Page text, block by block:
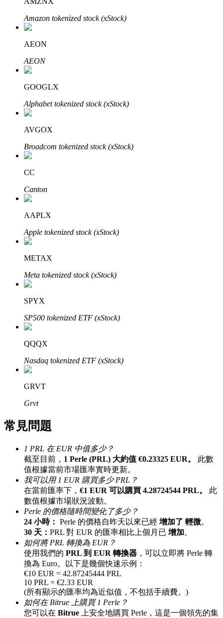
享受活期理財及長期收益
學習理財
了解如何賺取穩定收入
最高達65%佣金！
邀请好友
邀請朋友獲得現金獎勵
充值CASHCAT & 赢取
Amazon tokenized stock (xStock)
AEON
AEON
GOOGLX
Alphabet tokenized stock (xStock)
AVGOX
Broadcom tokenized stock (xStock)
CC
Canton
AAPLX
Apple tokenized stock (xStock)
METAX
Meta tokenized stock (xStock)
SPYX
SP500 tokenized ETF (xStock)
QQQX
Nasdaq tokenized ETF (xStock)
GRVT
Grvt
常見問題
1 PRL 在 EUR 中值多少？
截至目前， 1 Perle (PRL) 大約值 €0.23325 EUR。
此數
值根據當前市場匯率實時更新。
我可以用 1 EUR 購買多少 PRL？
在當前匯率下， €1 EUR 可以購買 4.28724544 PRL。
此
數值根據市場狀況波動。
Perle 的價格隨時間變化了多少？
24 小時： Perle 的價格自昨天以來已經 增加了 輕微。
30 天： PRL 對 EUR 的匯率相比上個月已 增加。
如何將 PRL 轉換為 EUR？
使用我們的 PRL 到 EUR 轉換器 ，可以立即將 Perle 轉
換為 Euro。以下是幾個快速示例：
€10 EUR = 42.87245444 PRL
10 PRL = €2.33 EUR
(所有顯示的匯率均為近似值，不包括手續費。)
如何在 Bitrue 上購買 1 Perle？
您可以在 Bitrue 上安全地購買 Perle，這是一個領先的集